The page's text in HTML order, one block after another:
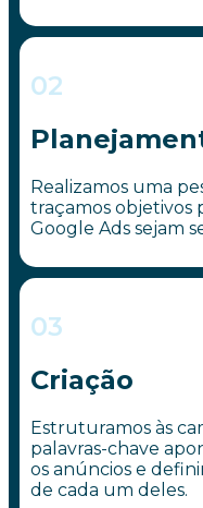
02
Realizamos uma
traçamos objetivos
Google Ads sejam
03
Criação
Estruturamos às
palavras-chave
os anúncios e
de cada um deles.